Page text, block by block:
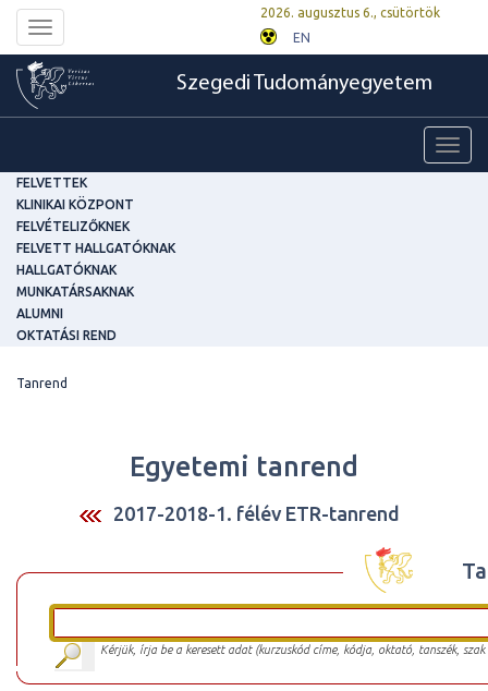
Toggle
navigation
2026. augusztus 6., csütörtök
EN
Szegedi Tudományegyetem
FELVETTEK
KLINIKAI KÖZPONT
FELVÉTELIZŐKNEK
FELVETT HALLGATÓKNAK
HALLGATÓKNAK
MUNKATÁRSAKNAK
ALUMNI
OKTATÁSI REND
Tanrend
Egyetemi tanrend
2017-2018-1. félév ETR-tanrend
Kérjük, írja be a keresett adat (kurzuskód címe, kódja, oktató, tanszék,